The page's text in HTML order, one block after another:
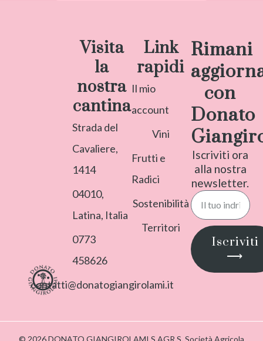
Visita
la
nostra
cantina
Strada del
Cavaliere,
1414
04010,
Latina, Italia
0773
458626
contatti@donatogiangirolami.it
Link
rapidi
Il mio
account
Vini
Frutti e
Radici
Sostenibilità
Territori
Rimani
con
Donato
Iscriviti ora
alla nostra
newsletter.
Iscriviti
⟶
© 2026 DONATO GIANGIROLAMI S.AGR.S. Società Agricola